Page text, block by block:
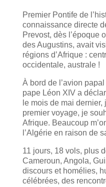
Premier Pontife de
connaissance directe
Prevost, dès l’époque
des Augustins, avait
régions d’Afrique :
occidentale, australe !
À bord de l’avion
pape Léon XIV a
le mois de mai dernier,
premier voyage, je
Afrique. Beaucoup
l’Algérie en raison de
11 jours, 18 vols, plus
Cameroun, Angola,
discours et homélies,
célébrées, des